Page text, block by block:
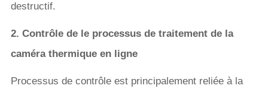
destructif.
2. Contrôle de le processus de traitement de la
caméra thermique en ligne
Processus de contrôle est principalement reliée à la